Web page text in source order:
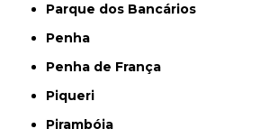
Parque dos Bancários
Penha
Penha de França
Piqueri
Pirambóia